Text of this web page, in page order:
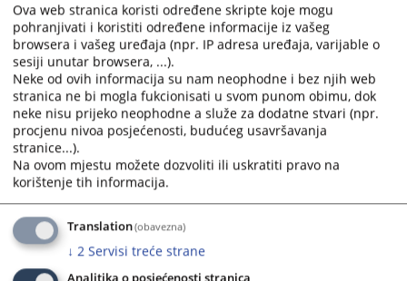
Sudska nagodba predstavlja:
Kraći i efikasniji postupak
Vaš spor se okončava zaključivanjem sudske nagodbe pred
prvostepenim sudom. Sporazum stranaka se unosi u zapisnik
koji stranke potpisuju. Sudska nagodba ima status izvršne
isprave, bez drugostepenog žalbenog postupka u predmetu.
Jeftiniji postupak
Ova web stranica koristi određene skripte koje mogu
pohranjivati i koristiti određene informacije iz vašeg
browsera i vašeg uređaja (npr. IP adresa uređaja, varijable o
sesiji unutar browsera, ...).
Neke od ovih informacija su nam neophodne i bez njih web
stranica ne bi mogla fukcionisati u svom punom obimu, dok
neke nisu prijeko neophodne a služe za dodatne stvari (npr.
procjenu nivoa posjećenosti, budućeg usavršavanja
stranice...).
Na ovom mjestu možete dozvoliti ili uskratiti pravo na
korištenje tih informacija.
Translation(obavezna)
↓ 2 Servisi treće strane